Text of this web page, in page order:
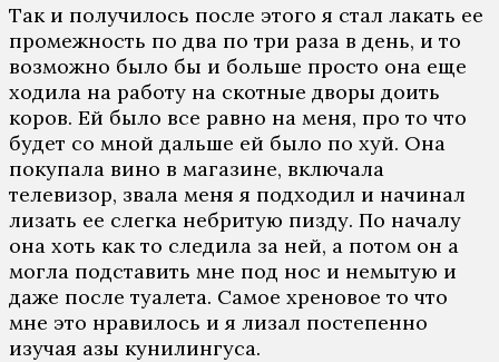
Так и получилось после этого я стал лакать ее
промежность по два по три раза в день, и то
возможно было бы и больше просто она еще
ходила на работу на скотные дворы доить
коров. Ей было все равно на меня, про то что
будет со мной дальше ей было по хуй. Она
покупала вино в магазине, включала
телевизор, звала меня я подходил и начинал
лизать ее слегка небритую пизду. По началу
она хоть как то следила за ней, а потом он а
могла подставить мне под нос и немытую и
даже после туалета. Самое хреновое то что
мне это нравилось и я лизал постепенно
изучая азы кунилингуса.